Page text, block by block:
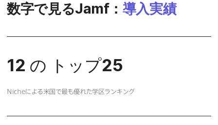
数字で​見るJamf： 導入実績
12 の トップ25
Nicheに​よる​米国で​最も​優れた​学区ランキング